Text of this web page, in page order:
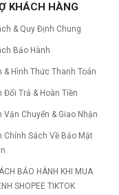
KHÁCH HÀNG
& Quy Định Chung
Bảo Hành
& Hình Thức Thanh Toán
Đổi Trả & Hoàn Tiền
Vận Chuyển & Giao Nhận
Chính Sách Về Bảo Mật
BẢO HÀNH KHI MUA
SHOPEE TIKTOK